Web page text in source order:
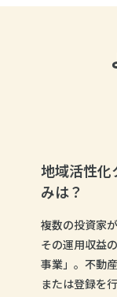
地域活性化
みは？
複数の投資家
その運用収益
事業」。不動
または登録を